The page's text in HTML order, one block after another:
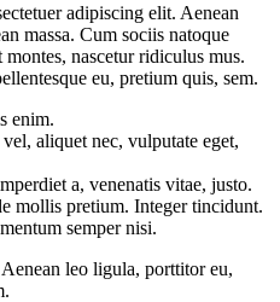
adipiscing elit. Aenean
massa. Cum sociis natoque
nascetur ridiculus mus.
eu, pretium quis, sem.
enim.
aliquet nec, vulputate eget,
a, venenatis vitae, justo.
mollis pretium. Integer tincidunt.
semper nisi.
leo ligula, porttitor eu,